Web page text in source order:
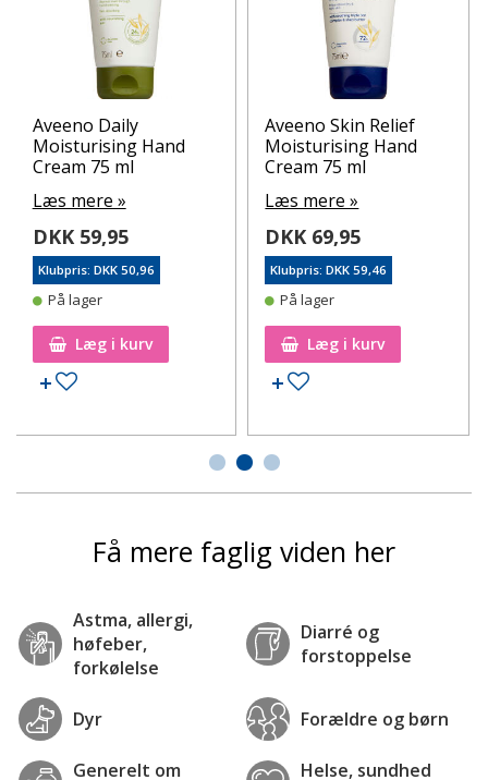
Aveeno Daily
Moisturising Hand
Cream 75 ml
Læs mere »
DKK 59,95
Klubpris: DKK 50,96
På lager
Læg i kurv
Tilføj til ønskeseddel
Aveeno Skin Relief
Moisturising Hand
Cream 75 ml
Læs mere »
DKK 69,95
Klubpris: DKK 59,46
På lager
Læg i kurv
Tilføj til ønskeseddel
Få mere faglig viden her
Astma, allergi,
høfeber,
forkølelse
Diarré og
forstoppelse
Dyr Forældre og børn
Generelt om
Helse, sundhed